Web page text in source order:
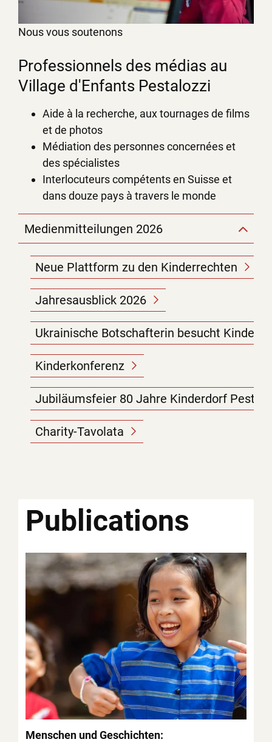
Nous vous soutenons
Professionnels des médias au
Village d'Enfants Pestalozzi
Aide à la recherche, aux tournages de films
et de photos
Médiation des personnes concernées et
des spécialistes
Interlocuteurs compétents en Suisse et
dans douze pays à travers le monde
Medienmitteilungen 2026
Neue Plattform zu den Kinderrechten
Jahresausblick 2026
Ukrainische Botschafterin besucht
Kinderkonferenz
Jubiläumsfeier 80 Jahre Kinderdorf
Charity-Tavolata
Publications
Menschen und Geschichten: